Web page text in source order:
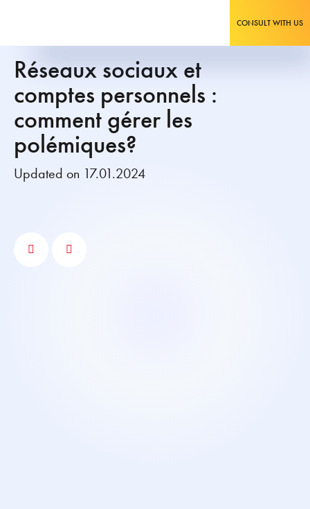
CONSULT WITH US
Réseaux sociaux et
comptes personnels :
comment gérer les
polémiques?
Updated on 17.01.2024